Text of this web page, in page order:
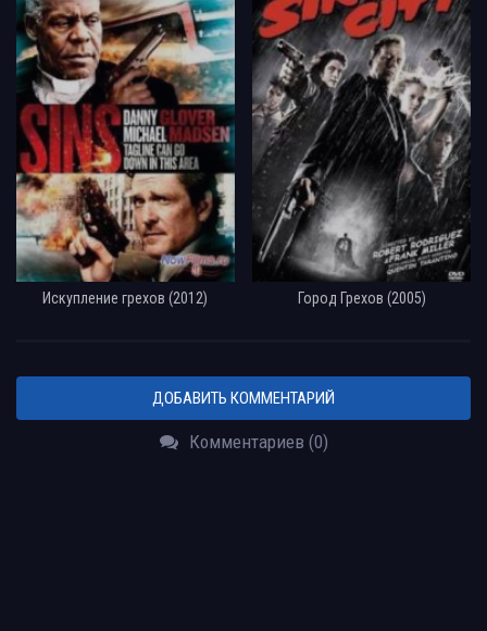
Искупление грехов (2012) Город Грехов (2005)
ДОБАВИТЬ КОММЕНТАРИЙ
Комментариев (0)